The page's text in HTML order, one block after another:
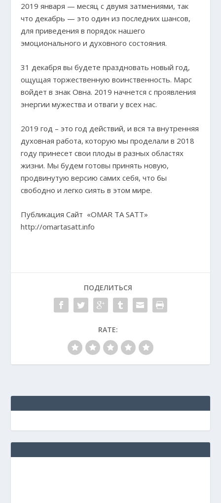
2019 января — месяц с двумя затмениями, так
что декабрь — это один из последних шансов,
для приведения в порядок нашего
эмоционального и духовного состояния.
31 декабря вы будете праздновать новый год,
ощущая торжественную воинственность. Марс
войдет в знак Овна. 2019 начнется с проявления
энергии мужества и отваги у всех нас.
2019 год – это год действий, и вся та внутренняя
духовная работа, которую мы проделали в 2018
году принесет свои плоды в разных областях
жизни. Мы будем готовы принять новую,
продвинутую версию самих себя, что бы
свободно и легко сиять в этом мире.
Публикация Сайт «OMAR TA SATT»
http://omartasatt.info
ПОДЕЛИТЬСЯ
RATE: